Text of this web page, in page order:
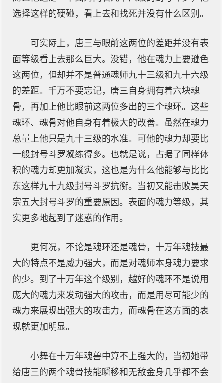
选择这样的硬碰，看上去和找死并没有什么区别。
可实际上，唐三与眼前这两位的差距并没有表
面等级看上去那么巨大。没错，他在魂力上要逊色
这两位，但却并不是普通魂师九十三级和九十六级
的差距。千万不要忘记，唐三自身拥有着六块魂
骨，再加上他比眼前这两位多出的三个魂环。这些
魂环、魂骨对他自身有着极大的改善。虽然在魂力
总量上他只是九十三级的水准。可他的魂力却要比
一般封号斗罗凝练得多。也就是说，占据了同样体
积的魂力却更加凝实，这也是为什么他能够与比比
东这样九十九级封号斗罗抗衡。当初又能击败昊天
宗五大封号斗罗的重要原因。表面的魂力等级，其
实更多地起到了迷惑的作用。
更何况，不论是魂环还是魂骨，十万年魂技最
大的特点不是威力强大，而是对魂师本身魂力要求
的少。到了十万年这个级别，越好的魂环不是说用
庞大的魂力来发动强大的攻击，而是用尽可能少的
魂力来展现出强大的攻击力，而魂骨在这方面的表
现就更加明显。
小舞在十万年魂兽中算不上强大的，当初她带
给唐三的两个魂骨技能瞬移和无敌金身几乎都不会